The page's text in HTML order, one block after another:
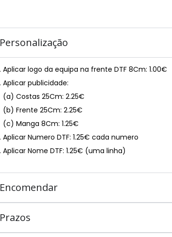
Personalização
Aplicar logo da equipa na frente DTF 8Cm: 1.00€
Aplicar publicidade:
(a) Costas 25Cm: 2.25€
(b) Frente 25Cm: 2.25€
(c) Manga 8Cm: 1.25€
Aplicar Numero DTF: 1.25€ cada numero
Aplicar Nome DTF: 1.25€ (uma linha)
Encomendar
Prazos